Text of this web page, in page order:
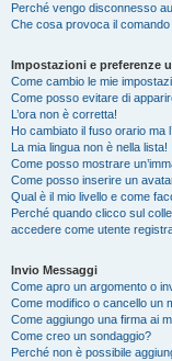
Perché vengo disconnesso
Che cosa provoca il comando
Impostazioni e preferenze
Come cambio le mie
Come posso evitare di
L’ora non è corretta!
Ho cambiato il fuso orario ma
La mia lingua non è nella lista!
Come posso mostrare
Come posso inserire un
Qual è il mio livello e come
Perché quando clicco sul
accedere come utente
Invio Messaggi
Come apro un argomento o
Come modifico o cancello un
Come aggiungo una firma ai
Come creo un sondaggio?
Perché non è possibile